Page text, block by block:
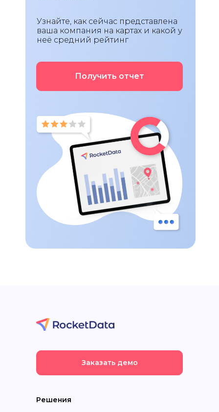
Получить отчет
Узнайте, как сейчас представлена
ваша компания на картах и какой у
неё средний рейтинг
Решения
Заказать демо